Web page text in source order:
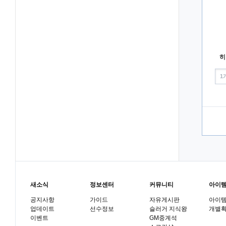
1
새소식
공지사항
업데이트
이벤트
정보센터
가이드
선수정보
커뮤니티
자유게시판
슬러거 지식왕
GM중계석
아이
아이
개별